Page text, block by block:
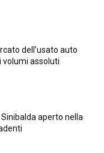
dell’usato auto
volumi assoluti
Sinibalda aperto nella